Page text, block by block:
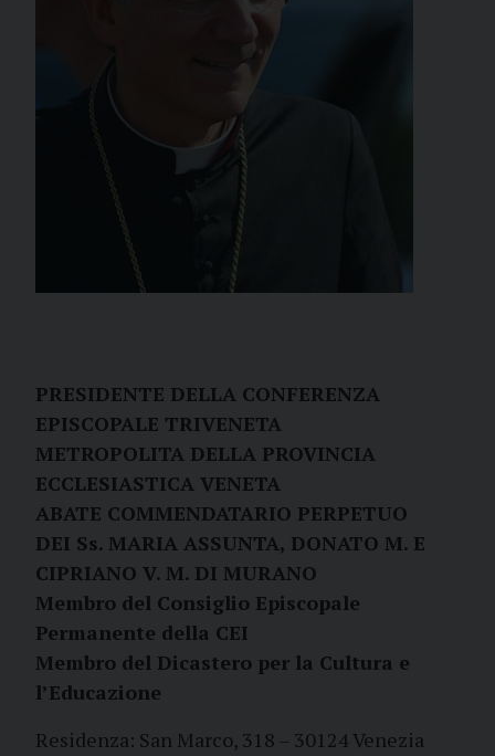
PRESIDENTE DELLA CONFERENZA
EPISCOPALE TRIVENETA
METROPOLITA DELLA PROVINCIA
ECCLESIASTICA VENETA
ABATE COMMENDATARIO PERPETUO
DEI Ss. MARIA ASSUNTA, DONATO M. E
CIPRIANO V. M. DI MURANO
Membro del Consiglio Episcopale
Permanente della CEI
Membro del Dicastero per la Cultura e
l’Educazione
Residenza: San Marco, 318 – 30124 Venezia